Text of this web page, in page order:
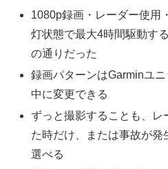
1080p録画・レーダー使用
灯状態で最大4時間駆動す
の通りだった
録画パターンはGarminユ
中に変更できる
ずっと撮影することも、レ
た時だけ、または事故が発
選べる